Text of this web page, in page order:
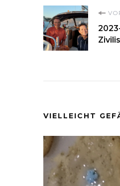
VIELLEICHT